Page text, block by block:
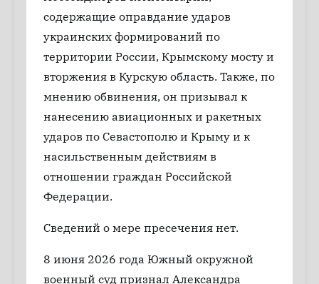
содержащие оправдание ударов
украинских формирований по
территории России, Крымскому мосту и
вторжения в Курскую область. Также, по
мнению обвинения, он призывал к
нанесению авиационных и ракетных
ударов по Севастополю и Крыму и к
насильственным действиям в
отношении граждан Российской
Федерации.
Сведений о мере пресечения нет.
8 июня 2026 года Южный окружной
военный суд признал Александра